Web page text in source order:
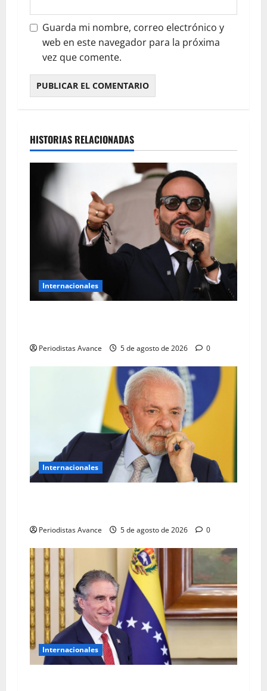
Guarda mi nombre, correo electrónico y
web en este navegador para la próxima
vez que comente.
HISTORIAS RELACIONADAS
Internacionales
Periodistas Avance 5 de agosto de 2026 0
Internacionales
Periodistas Avance 5 de agosto de 2026 0
Internacionales